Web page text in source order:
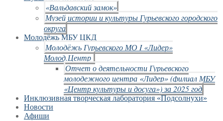
«Вальдавский замок»
Музей истории и культуры Гурьевского городского
округа
Молодёжь МБУ ЦКД
Молодёжь Гурьевского МО I «Лидер»
Молод.Центр
Отчет о деятельности Гурьевского
молодежного центра «Лидер» (филиал МБУ
«Центр культуры и досуга») за 2025 год
Инклюзивная творческая лаборатория «Подсолнухи»
Новости
Афиши